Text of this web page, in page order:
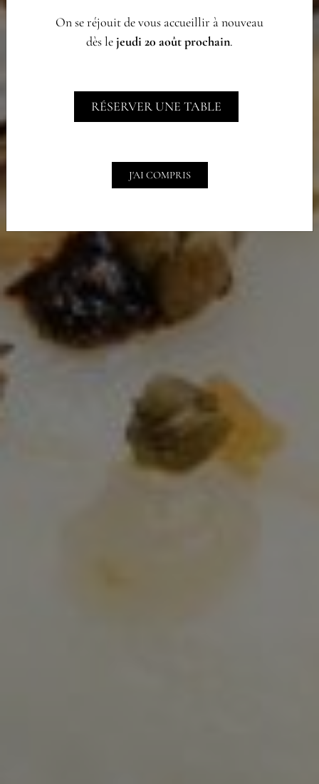
On se réjouit de vous accueillir à nouveau
dès lejeudi 20 août prochain.
RÉSERVER UNE TABLE
J'AI COMPRIS